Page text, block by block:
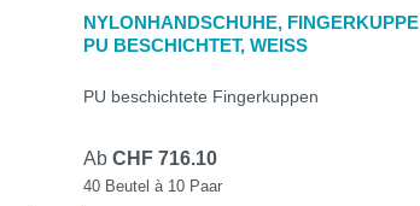
NYLONHANDSCHUHE, FINGERKUPPE
PU BESCHICHTET, WEISS
PU beschichtete Fingerkuppen
Ab CHF 716.10
40 Beutel à 10 Paar